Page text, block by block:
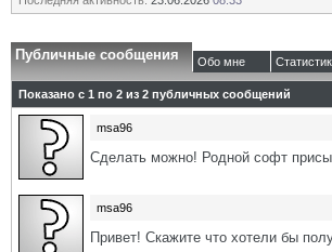
Публичные сообщения Обо мне
Показано с 1 по 2 из 2 публичных сообщений
msa96
Сделать можно! Родной софт
msa96
Привет! Скажите что хотели бы